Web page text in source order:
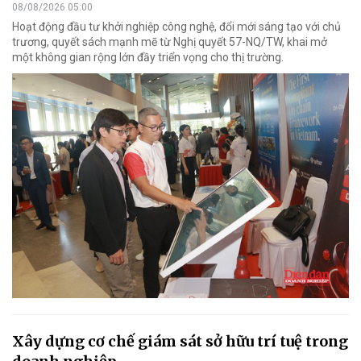
08/08/2026 05:00
Hoạt động đầu tư khởi nghiệp công nghệ, đổi mới sáng tạo với chủ
trương, quyết sách mạnh mẽ từ Nghị quyết 57-NQ/TW, khai mở
một không gian rộng lớn đầy triển vọng cho thị trường.
Xây dựng cơ chế giám sát sở hữu trí tuệ trong